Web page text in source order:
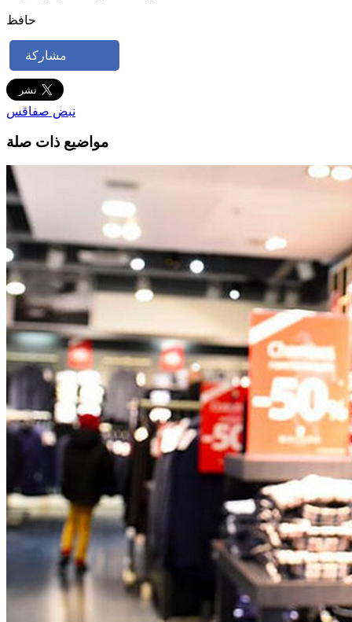
حافظ
مشاركة
نبض صفاقس
مواضيع ذات صلة